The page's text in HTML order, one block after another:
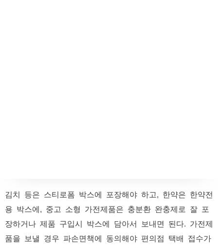
김치 등은 스티로폼 박스에 포장해야 하고, 한약은 한약전
용 박스에, 중고 소형 가전제품은 충분환 완충제로 잘 포
장하거나 제품 구입시 박스에 담아서 보내면 된다. 가전제
품을 보낼 경우 파손면책에 동의해야 편의점 택배 접수가